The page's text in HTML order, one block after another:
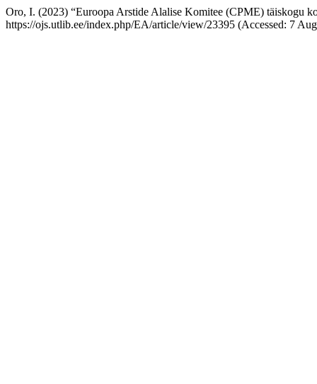
Oro, I. (2023) “Euroopa Arstide Alalise Komitee (CPME) täiskogu
https://ojs.utlib.ee/index.php/EA/article/view/23395 (Accessed: 7